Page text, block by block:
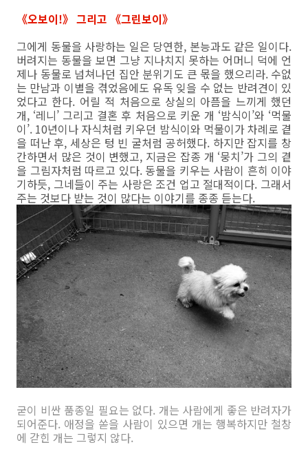
《오보이!》 그리고 《그린보이》
그에게 동물을 사랑하는 일은 당연한, 본능과도 같은 일이다.
버려지는 동물을 보면 그냥 지나치지 못하는 어머니 덕에 언
제나 동물로 넘쳐나던 집안 분위기도 큰 몫을 했으리라. 수없
는 만남과 이별을 겪었음에도 유독 잊을 수 없는 반려견이 있
었다고 한다. 어릴 적 처음으로 상실의 아픔을 느끼게 했던
개, ‘레니’ 그리고 결혼 후 처음으로 키운 개 ‘밤식이’와 ‘먹물
이’. 10년이나 자식처럼 키우던 밤식이와 먹물이가 차례로 곁
을 떠난 후, 세상은 텅 빈 굴처럼 공허했다. 하지만 잡지를 창
간하면서 많은 것이 변했고, 지금은 잡종 개 ‘뭉치’가 그의 곁
을 그림자처럼 따르고 있다. 동물을 키우는 사람이 흔히 이야
기하듯, 그네들이 주는 사랑은 조건 업고 절대적이다. 그래서
주는 것보다 받는 것이 많다는 이야기를 종종 듣는다.
굳이 비싼 품종일 필요는 없다. 개는 사람에게 좋은 반려자가
되어준다. 애정을 쏟을 사람이 있으면 개는 행복하지만 철창
에 갇힌 개는 그렇지 않다.